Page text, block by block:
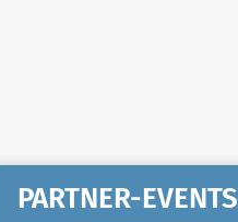
PARTNER-EVENTS